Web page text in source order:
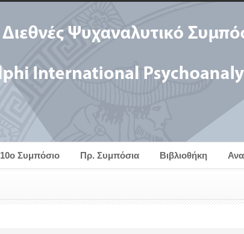
10ο Συμπόσιο Πρ. Συμπόσια Βιβλιοθήκη